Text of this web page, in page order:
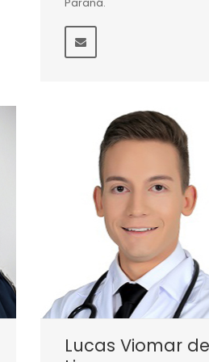
Paraná.
Lucas Viomar de